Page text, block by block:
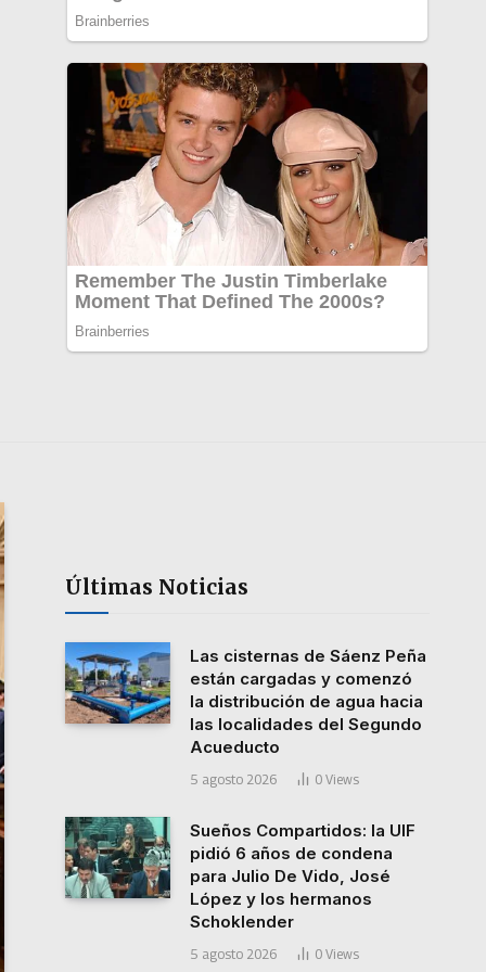
Últimas Noticias
Las cisternas de Sáenz Peña
están cargadas y comenzó
la distribución de agua hacia
las localidades del Segundo
Acueducto
5 agosto 2026 0 Views
Sueños Compartidos: la UIF
pidió 6 años de condena
para Julio De Vido, José
López y los hermanos
Schoklender
5 agosto 2026 0 Views